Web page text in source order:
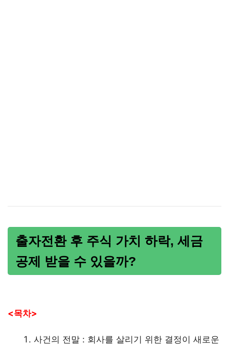
출자전환 후 주식 가치 하락, 세금
공제 받을 수 있을까?
<목차>
사건의 전말 : 회사를 살리기 위한 결정이 새로운